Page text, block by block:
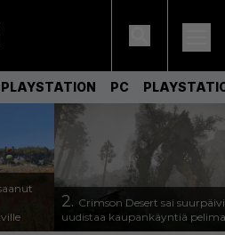
PLAYSTATION PC
2. Crimson Desert sai
uudistaa kaupankäyntiä